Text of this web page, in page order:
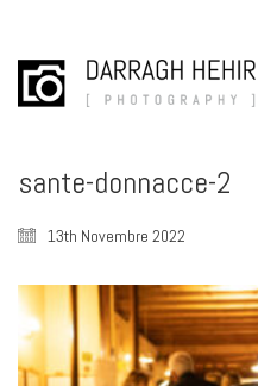
sante-donnacce-2
13th Novembre 2022